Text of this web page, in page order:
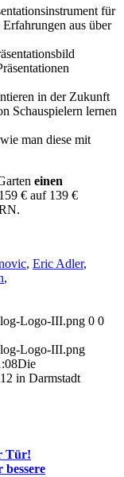
für
aus über
in der Zukunft
Schauspielern lernen
man diese mit
einen
€ auf 139 €
, Eric Adler,
,
Logo-III.png 0 0
Logo-III.png
Die
in Darmstadt
Tür!